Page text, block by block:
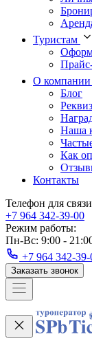
Туристам
О компании
Блог
Наша
Как
Контакты
Телефон для
+7 964 342-39-00
Режим работы:
Пн-Вс: 9:00 -
+7 964 342-39-
Заказать звонок